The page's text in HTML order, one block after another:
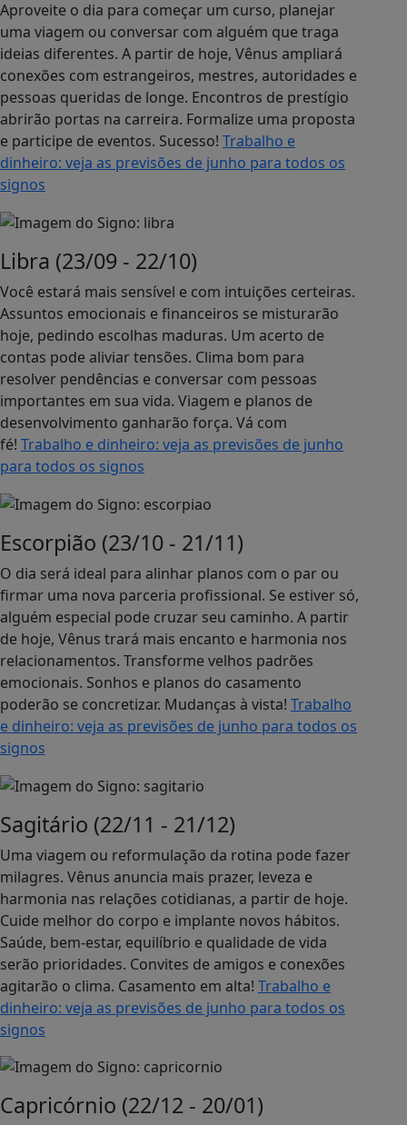
Aproveite o dia para começar um curso, planejar
uma viagem ou conversar com alguém que traga
ideias diferentes. A partir de hoje, Vênus ampliará
conexões com estrangeiros, mestres, autoridades e
pessoas queridas de longe. Encontros de prestígio
abrirão portas na carreira. Formalize uma proposta
e participe de eventos. Sucesso! Trabalho e
dinheiro: veja as previsões de junho para todos os
signos
Libra (23/09 - 22/10)
Você estará mais sensível e com intuições certeiras.
Assuntos emocionais e financeiros se misturarão
hoje, pedindo escolhas maduras. Um acerto de
contas pode aliviar tensões. Clima bom para
resolver pendências e conversar com pessoas
importantes em sua vida. Viagem e planos de
desenvolvimento ganharão força. Vá com
fé! Trabalho e dinheiro: veja as previsões de junho
para todos os signos
Escorpião (23/10 - 21/11)
O dia será ideal para alinhar planos com o par ou
firmar uma nova parceria profissional. Se estiver só,
alguém especial pode cruzar seu caminho. A partir
de hoje, Vênus trará mais encanto e harmonia nos
relacionamentos. Transforme velhos padrões
emocionais. Sonhos e planos do casamento
poderão se concretizar. Mudanças à vista! Trabalho
e dinheiro: veja as previsões de junho para todos os
signos
Sagitário (22/11 - 21/12)
Uma viagem ou reformulação da rotina pode fazer
milagres. Vênus anuncia mais prazer, leveza e
harmonia nas relações cotidianas, a partir de hoje.
Cuide melhor do corpo e implante novos hábitos.
Saúde, bem-estar, equilíbrio e qualidade de vida
serão prioridades. Convites de amigos e conexões
agitarão o clima. Casamento em alta! Trabalho e
dinheiro: veja as previsões de junho para todos os
signos
Capricórnio (22/12 - 20/01)